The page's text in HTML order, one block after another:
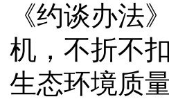
《约谈办法
机，不折不
生态环境质